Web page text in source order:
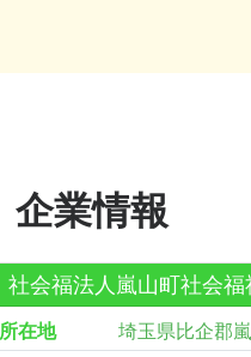
企業情報
社会福法人嵐山町社会福
所在地
埼玉県比企郡